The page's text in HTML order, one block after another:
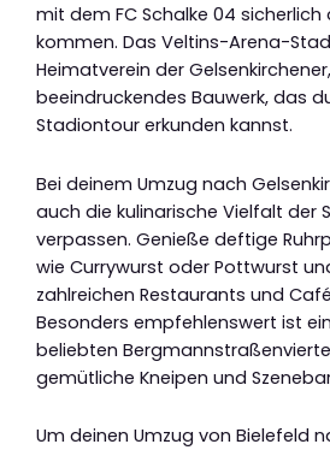
mit dem FC Schalke 04 sicherlich
kommen. Das Veltins-Arena-
Heimatverein der
beeindruckendes Bauwerk, das
Stadiontour erkunden kannst.
Bei deinem Umzug nach
auch die kulinarische Vielfalt der
verpassen. Genieße deftige
wie Currywurst oder Pottwurst
zahlreichen Restaurants und
Besonders empfehlenswert ist
beliebten
gemütliche Kneipen und
Um deinen Umzug von Bielefeld